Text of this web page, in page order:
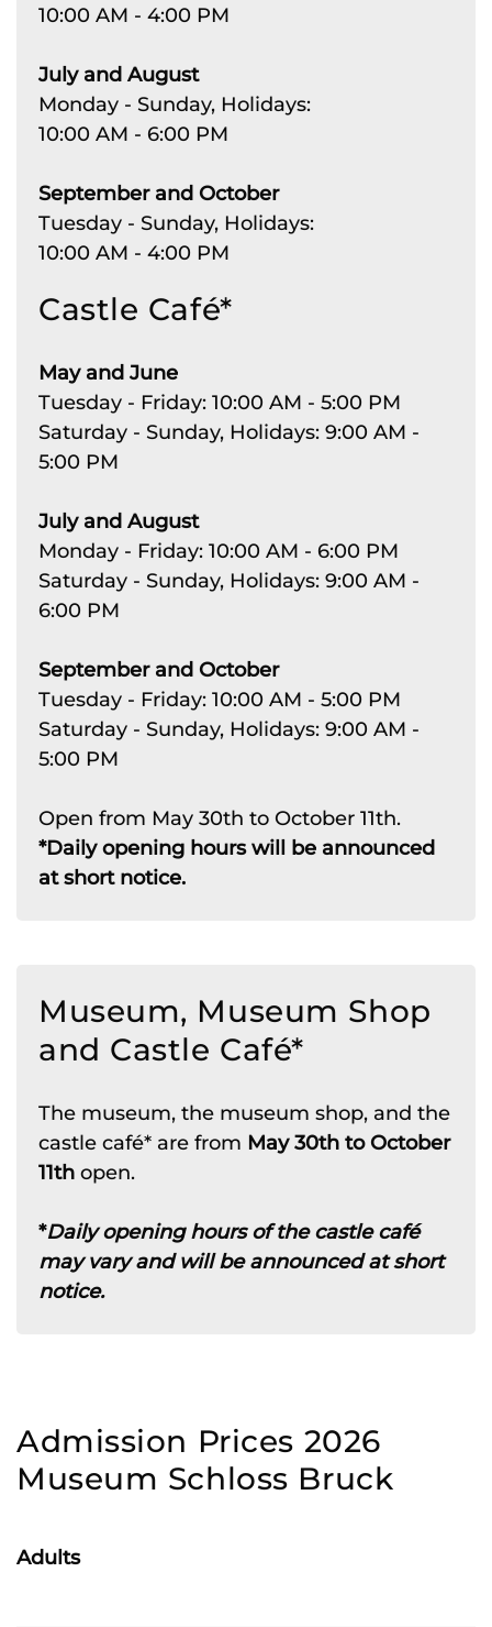
10:00 AM - 4:00 PM
July and August
Monday - Sunday, Holidays:
10:00 AM - 6:00 PM
September and October
Tuesday - Sunday, Holidays:
10:00 AM - 4:00 PM
Castle Café*
May and June
Tuesday - Friday: 10:00 AM - 5:00 PM
Saturday - Sunday, Holidays: 9:00 AM -
5:00 PM
July and August
Monday - Friday: 10:00 AM - 6:00 PM
Saturday - Sunday, Holidays: 9:00 AM -
6:00 PM
September and October
Tuesday - Friday: 10:00 AM - 5:00 PM
Saturday - Sunday, Holidays: 9:00 AM -
5:00 PM
Open from May 30th to October 11th.
*Daily opening hours will be announced
at short notice.
Museum, Museum Shop
and Castle Café*
The museum, the museum shop, and the
castle café* are from May 30th to October
11th open.
*Daily opening hours of the castle café
may vary and will be announced at short
notice.
Admission Prices 2026
Museum Schloss Bruck
Adults